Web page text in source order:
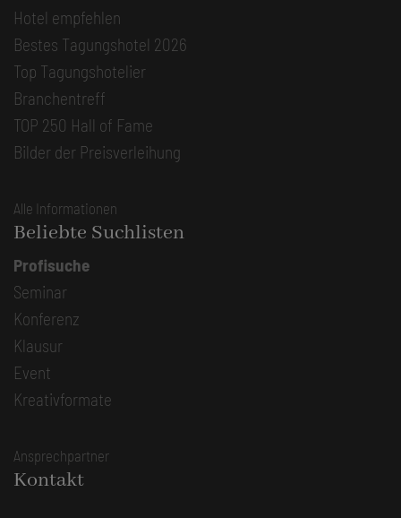
Hotel empfehlen
Bestes Tagungshotel 2026
Top Tagungshotelier
Branchentreff
TOP 250 Hall of Fame
Bilder der Preisverleihung
Alle Informationen
Beliebte Suchlisten
Profisuche
Seminar
Konferenz
Klausur
Event
Kreativformate
Ansprechpartner
Kontakt